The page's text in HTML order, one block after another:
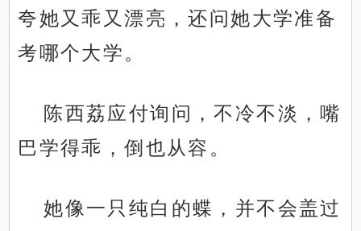
夸她又乖又漂亮，还问她大学准备
考哪个大学。
陈西荔应付询问，不冷不淡，嘴
巴学得乖，倒也从容。
她像一只纯白的蝶，并不会盖过